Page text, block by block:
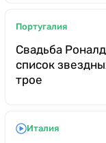
Португалия
Свадьба
список
трое
Италия